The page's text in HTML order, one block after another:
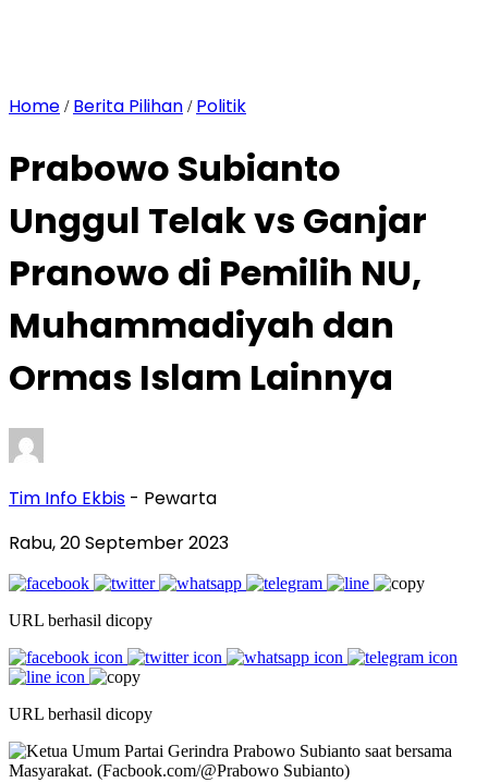
Home / Berita Pilihan / Politik
Prabowo Subianto
Unggul Telak vs Ganjar
Pranowo di Pemilih NU,
Muhammadiyah dan
Ormas Islam Lainnya
Tim Info Ekbis - Pewarta
Rabu, 20 September 2023
URL berhasil dicopy
URL berhasil dicopy